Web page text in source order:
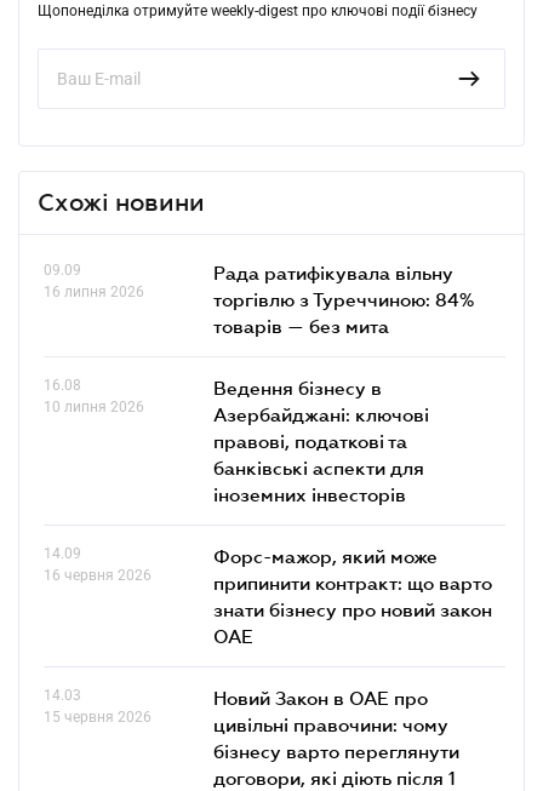
Щопонеділка отримуйте weekly-digest про ключові події бізнесу
Схожі новини
09.09
16 липня 2026
Рада ратифікувала вільну
торгівлю з Туреччиною: 84%
товарів — без мита
16.08
10 липня 2026
Ведення бізнесу в
Азербайджані: ключові
правові, податкові та
банківські аcпекти для
іноземних інвесторів
14.09
16 червня 2026
Форс-мажор, який може
припинити контракт: що варто
знати бізнесу про новий закон
ОАЕ
14.03
15 червня 2026
Новий Закон в ОАЕ про
цивільні правочини: чому
бізнесу варто переглянути
договори, які діють після 1